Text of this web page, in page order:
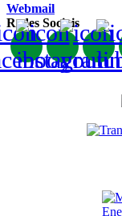
Webmail
Redes Sociais